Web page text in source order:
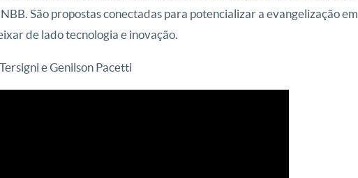
São propostas conectadas para potencializar a evangelização em
de lado tecnologia e inovação.
e Genilson Pacetti